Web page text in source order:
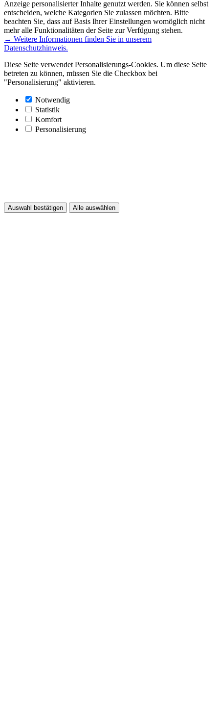
Anzeige personalisierter Inhalte genutzt werden. Sie können selbst
entscheiden, welche Kategorien Sie zulassen möchten. Bitte
beachten Sie, dass auf Basis Ihrer Einstellungen womöglich nicht
mehr alle Funktionalitäten der Seite zur Verfügung stehen.
→ Weitere Informationen finden Sie in unserem
Datenschutzhinweis.
Diese Seite verwendet Personalisierungs-Cookies. Um diese Seite
betreten zu können, müssen Sie die Checkbox bei
"Personalisierung" aktivieren.
Notwendig
Statistik
Komfort
Personalisierung
Auswahl bestätigen Alle auswählen